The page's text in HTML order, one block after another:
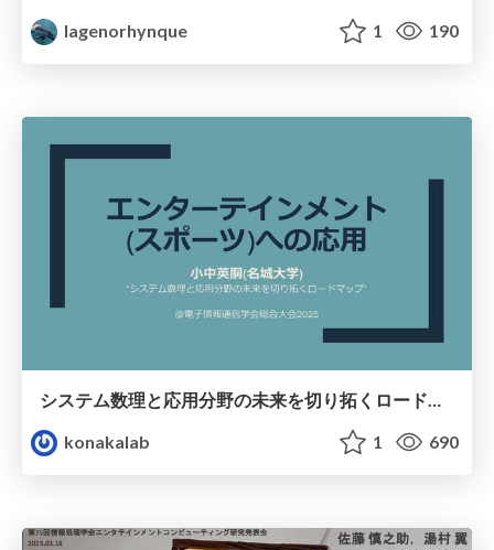
lagenorhynque 1 190
システム数理と応用分野の未来を切り拓くロードマップ・エンターテインメント(スポーツ)への応用 / Applied mathematics for sports entertainment
konakalab
1 690